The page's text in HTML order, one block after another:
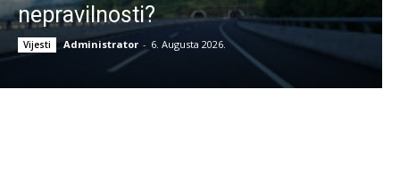
nepravilnosti?
Vijesti Administrator - 6. Augusta 2026.